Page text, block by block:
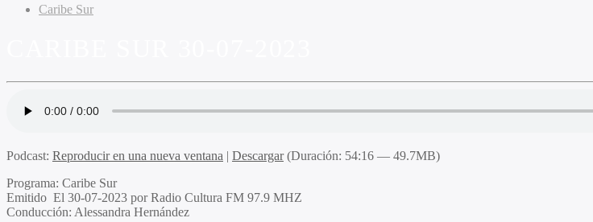
Caribe Sur
Podcast: Reproducir en una nueva ventana | Descargar(Duración: 54:16 — 49.7MB)
Programa: Caribe Sur
Emitido El 30-07-2023 por Radio Cultura FM 97.9 MHZ
Conducción: Alessandra Hernández